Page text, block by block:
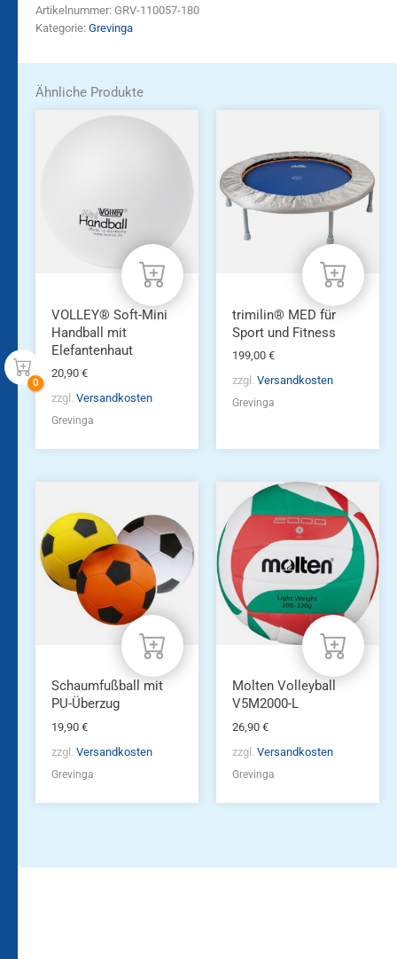
Artikelnummer: GRV-110057-180
Kategorie: Grevinga
Ähnliche Produkte
VOLLEY® Soft-Mini
Handball mit
Elefantenhaut
20,90 €
zzgl. Versandkosten
Grevinga
trimilin® MED für
Sport und Fitness
199,00 €
zzgl. Versandkosten
Grevinga
Schaumfußball mit
PU-Überzug
19,90 €
zzgl. Versandkosten
Grevinga
Molten Volleyball
V5M2000-L
26,90 €
zzgl. Versandkosten
Grevinga